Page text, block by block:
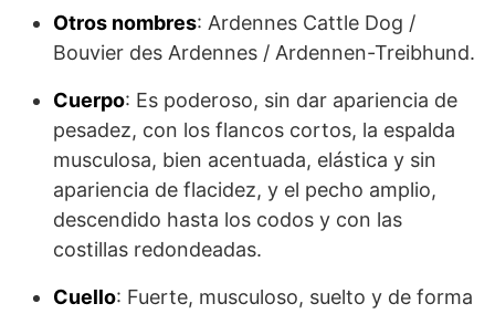
Otros nombres: Ardennes Cattle Dog /
Bouvier des Ardennes / Ardennen-Treibhund.
Cuerpo: Es poderoso, sin dar apariencia de
pesadez, con los flancos cortos, la espal­da
musculosa, bien acentuada, elástica y sin
apariencia de flacidez, y el pe­cho amplio,
descendido hasta los codos y con las
costillas redondeadas.
Cuello: Fuerte, musculoso, suelto y de forma